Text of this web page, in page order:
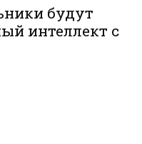
будут
интеллект с